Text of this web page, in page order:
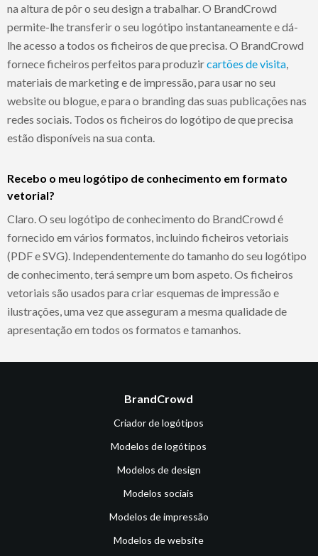
na altura de pôr o seu design a trabalhar. O BrandCrowd
permite-lhe transferir o seu logótipo instantaneamente e dá-
lhe acesso a todos os ficheiros de que precisa. O BrandCrowd
fornece ficheiros perfeitos para produzircartões de visita
materiais de marketing e de impressão, para usar no seu
website ou blogue, e para o branding das suas publicações nas
redes sociais. Todos os ficheiros do logótipo de que precisa
estão disponíveis na sua conta.
Recebo o meu logótipo de conhecimento em formato
vetorial?
Claro. O seu logótipo de conhecimento do BrandCrowd é
fornecido em vários formatos, incluindo ficheiros vetoriais
(PDF e SVG). Independentemente do tamanho do seu logótipo
de conhecimento, terá sempre um bom aspeto. Os ficheiros
vetoriais são usados para criar esquemas de impressão e
ilustrações, uma vez que asseguram a mesma qualidade de
apresentação em todos os formatos e tamanhos.
BrandCrowd
Criador de logótipos
Modelos de logótipos
Modelos de design
Modelos sociais
Modelos de impressão
Modelos de website